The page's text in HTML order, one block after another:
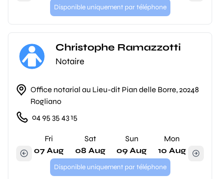
Disponible uniquement par téléphone
Christophe Ramazzotti
Notaire
Office notarial au Lieu-dit Pian delle Borre, 20248
Rogliano
04 95 35 43 15
Fri
07 Aug
Sat
08 Aug
Sun
09 Aug
Mon
10 Aug
Disponible uniquement par téléphone